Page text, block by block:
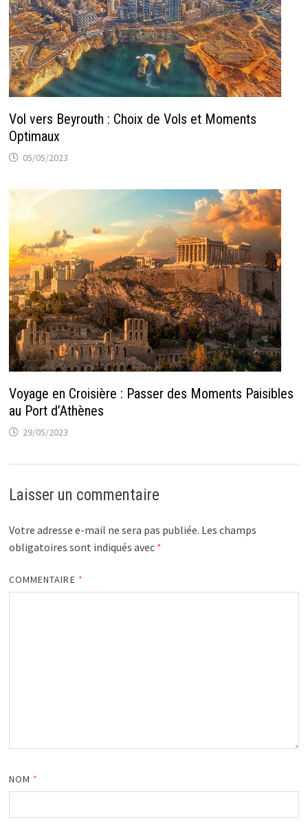
Vol vers Beyrouth : Choix de Vols et Moments
Optimaux
05/05/2023
Voyage en Croisière : Passer des Moments Paisibles
au Port d’Athènes
29/05/2023
Laisser un commentaire
Votre adresse e-mail ne sera pas publiée. Les champs
obligatoires sont indiqués avec *
COMMENTAIRE *
NOM *